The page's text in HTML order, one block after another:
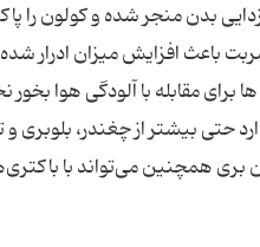
بدن منجر شده و کولون را
باعث افزایش میزان ادرار
ادراری را بالا می‌برد. بیشتر بخوانید غذاهای خوب برای هوای بد بروکلی و امگا 3 ها برای
حتی بیشتر از چغندر، بلوبری
همچنین می‌تواند با